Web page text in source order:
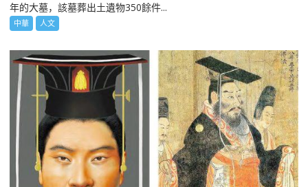
年的大墓，該墓葬出土遺物350餘件...
中華 人文